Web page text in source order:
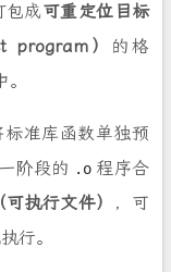
包成可重定位目标
program） 的格
准库函数单独预
阶段的 .o 程序合
执行文件）
，可
行。